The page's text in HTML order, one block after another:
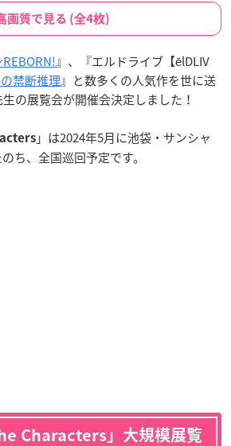
画質で見る (全4枚)
』、『エルドライブ【ēlDLIV
禁断推理』と数多くの人気作を世に送
の展覧会が開催会決定しました！
」は2024年5月に池袋・サンシャ
ち、全国巡回予定です。
Characters」大規模展覧